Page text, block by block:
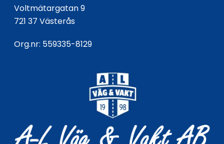
Voltmätargatan 9
721 37 Västerås
Org.nr: 559335-8129